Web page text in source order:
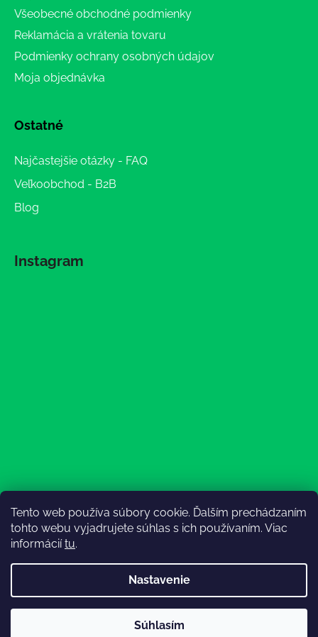
Tento web používa súbory cookie. Ďalším prechádzaním
tohto webu vyjadrujete súhlas s ich používaním. Viac
informáciítu.
Nastavenie
Súhlasím
nedostupná (na email reagujeme nonstop), expedícia ako
Všeobecné obchodné podmienky
Reklamácia a vrátenia tovaru
Podmienky ochrany osobných údajov
Moja objednávka
Ostatné
Najčastejšie otázky - FAQ
Veľkoobchod - B2B
Blog
Instagram
Sledovať na Instagrame